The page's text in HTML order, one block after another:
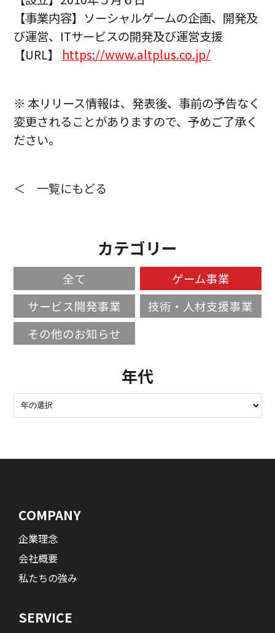
【事業内容】ソーシャルゲームの企画、開発及
び運営、ITサービスの開発及び運営支援
【URL】 https://www.altplus.co.jp/
※ 本リリース情報は、発表後、事前の予告なく
変更されることがありますので、予めご了承く
ださい。
＜ 一覧にもどる
カテゴリー
全て
ゲーム事業
サービス開発事業
技術・人材支援事業
その他のお知らせ
年代
COMPANY
企業理念
会社概要
私たちの強み
SERVICE